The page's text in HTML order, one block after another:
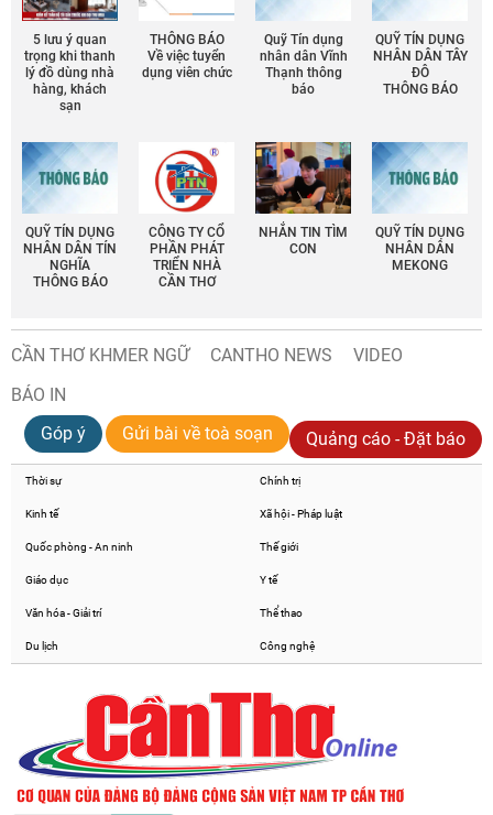
5 lưu ý quan
trọng khi thanh
lý đồ dùng nhà
hàng, khách
sạn
THÔNG BÁO
Về việc tuyển
dụng viên chức
Quỹ Tín dụng
nhân dân Vĩnh
Thạnh thông
báo
QUỸ TÍN DỤNG
NHÂN DÂN TÂY
ĐÔ
THÔNG BÁO
QUỸ TÍN DỤNG
NHÂN DÂN TÍN
NGHĨA
THÔNG BÁO
CÔNG TY CỔ
PHẦN PHÁT
TRIỂN NHÀ
CẦN THƠ
NHẮN TIN TÌM
CON
QUỸ TÍN DỤNG
NHÂN DÂN
MEKONG
CẦN THƠ KHMER NGỮ CANTHO NEWS
VIDEO
BÁO IN
Góp ý
Gửi bài về toà soạn Quảng cáo - Đặt báo
Thời sự Chính trị
Kinh tế Xã hội - Pháp luật
Quốc phòng - An ninh Thế giới
Giáo dục Y tế
Văn hóa - Giải trí Thể thao
Du lịch Công nghệ